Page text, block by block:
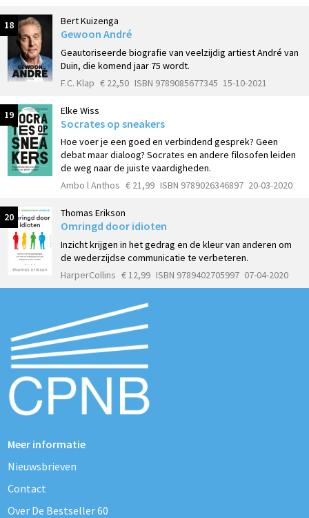
18 Bert Kuizenga
Gewoon André
Geautoriseerde biografie van veelzijdig artiest André van
Duin, die komend jaar 75 wordt.
F.C. Klap € 22,50 ISBN 9789085677345 15-10-2021
19 Elke Wiss
Socrates op sneakers
Hoe voer je een goed en verbindend gesprek? Geen
debat maar dialoog? Socrates en andere filosofen leiden
de weg naar de juiste vaardigheden.
Ambo l Anthos € 21,99 ISBN 9789026346897 20-03-2020
20 Thomas Erikson
Omringd door idioten
Inzicht krijgen in het gedrag en de kleur van anderen om
de wederzijdse communicatie te verbeteren.
HarperCollins € 12,99 ISBN 9789402705997 07-04-2020
Meer informatie
Nieuwsbrieven
Contact
Over De Bestseller 60